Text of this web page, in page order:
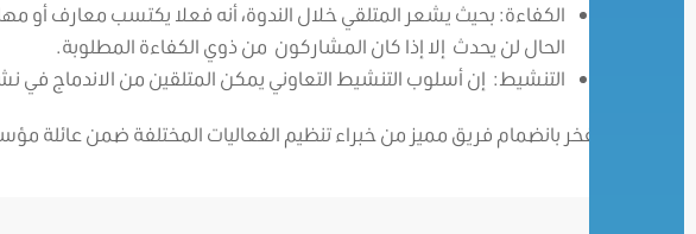
الكفاءة: بحيث يشعر المتلقي خلال الندوة، أنه فعلا يكتسب معارف أو
الحال لن يحدث إلا إذا كان المشاركون من ذوي الكفاءة المطلوبة.
التنشيط: إن أسلوب التنشيط التعاوني يمكن المتلقين من الاندماج في
نفخر بانضمام فريق مميز من خبراء تنظيم الفعاليات المختلفة ضمن عائلة